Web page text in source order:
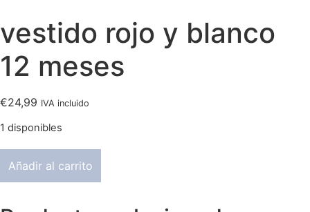
vestido rojo y blanco
12 meses
€24,99 IVA incluido
1 disponibles
rojoAñadir al carrito